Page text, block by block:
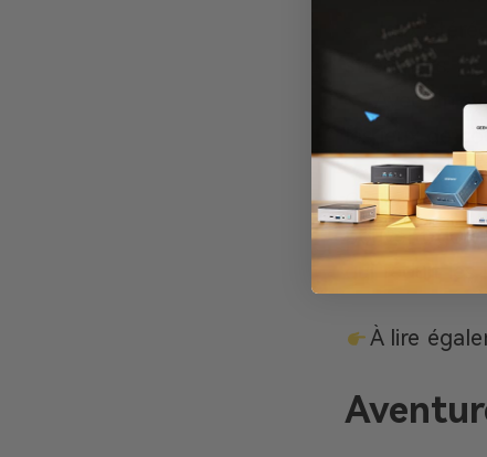
Jeux
streamers.
Avec un
les jeux de
Ça leur
peuvent
À lire